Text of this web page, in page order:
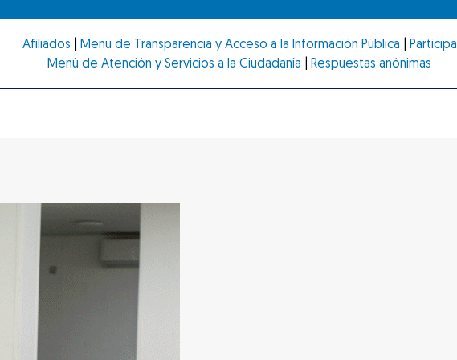
Afiliados Menú de Transparencia y Acceso a la Información Pública
Participa
Menú de Atención y Servicios a la Ciudadanía
Respuestas anónimas